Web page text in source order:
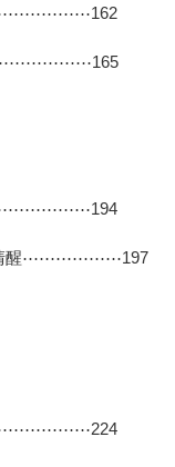
！⋯⋯⋯⋯⋯⋯162
由⋯⋯⋯⋯⋯⋯165
！⋯⋯⋯⋯⋯⋯194
清醒⋯⋯⋯⋯⋯⋯197
！⋯⋯⋯⋯⋯⋯224